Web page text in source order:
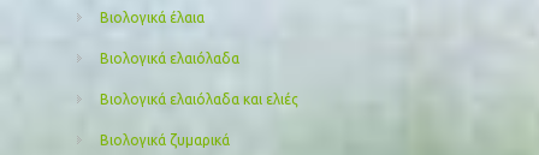
Βιολογικά έλαια
Βιολογικά ελαιόλαδα
Βιολογικά ελαιόλαδα και ελιές
Βιολογικά ζυμαρικά